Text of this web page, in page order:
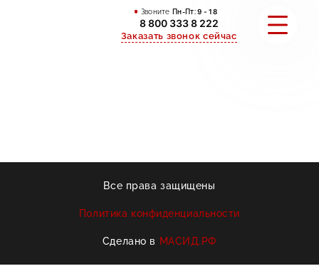
Звоните Пн-Пт:9 - 18
8 800 333 8 222
Заказать звонок сейчас
О КОМПАНИИ
ИНФОРМАЦИЯВсе права защищены
Политика конфиденциальности
Сделано в МАСИД.РФ